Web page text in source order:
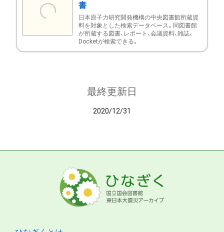
書
日本原子力研究開発機構の中央図書館所蔵資
料を対象とした検索データベース。同図書館
が所蔵する図書、レポート、会議資料、雑誌、
Docketが検索できる。
最終更新日
2020/12/31